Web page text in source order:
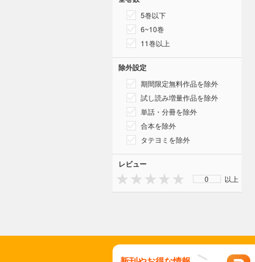
5巻以下
6~10巻
11巻以上
除外設定
期間限定無料作品を除外
試し読み増量作品を除外
単話・分冊を除外
合本を除外
タテヨミを除外
レビュー
0 以上